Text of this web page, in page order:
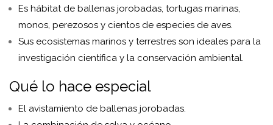
Es hábitat de ballenas jorobadas, tortugas marinas,
monos, perezosos y cientos de especies de aves.
Sus ecosistemas marinos y terrestres son ideales para la
investigación científica y la conservación ambiental.
Qué lo hace especial
El avistamiento de ballenas jorobadas.